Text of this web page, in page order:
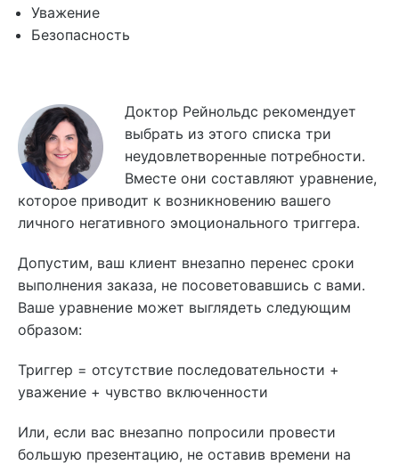
Уважение
Безопасность
Доктор Рейнольдс рекомендует
выбрать из этого списка три
неудовлетворенные потребности.
Вместе они составляют уравнение,
которое приводит к возникновению вашего
личного негативного эмоционального триггера.
Допустим, ваш клиент внезапно перенес сроки
выполнения заказа, не посоветовавшись с вами.
Ваше уравнение может выглядеть следующим
образом:
Триггер = отсутствие последовательности +
уважение + чувство включенности
Или, если вас внезапно попросили провести
большую презентацию, не оставив времени на